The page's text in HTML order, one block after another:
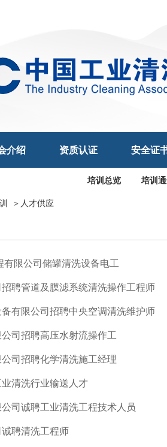
介绍 资质认证 安全证
培训总览
培训
＞ 人才供应
限公司储罐清洗设备电工
聘管道及膜滤系统清洗操作工程师
有限公司招聘中央空调清洗维护师
司招聘高压水射流操作工
司招聘化学清洗施工经理
清洗行业输送人才
司诚聘工业清洗工程技术人员
聘清洗工程师